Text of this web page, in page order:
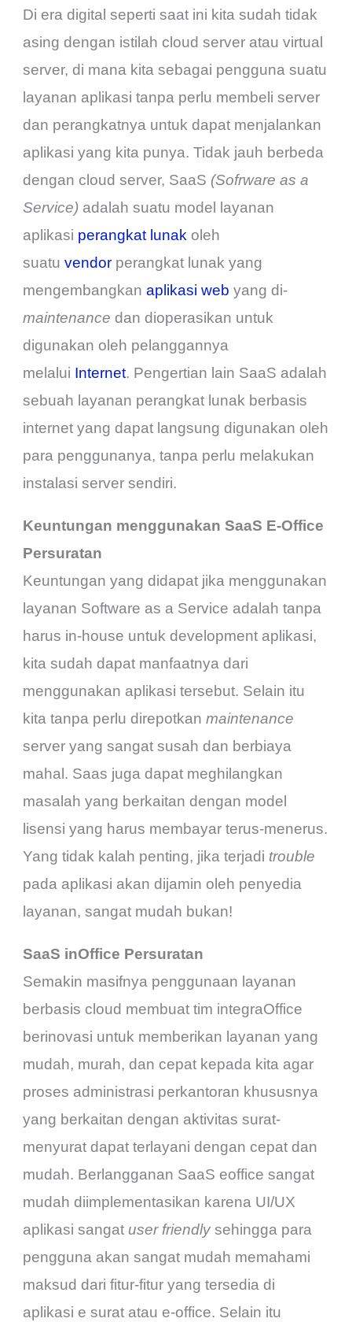
Di era digital seperti saat ini kita sudah tidak
asing dengan istilah cloud server atau virtual
server, di mana kita sebagai pengguna suatu
layanan aplikasi tanpa perlu membeli server
dan perangkatnya untuk dapat menjalankan
aplikasi yang kita punya. Tidak jauh berbeda
dengan cloud server, SaaS (Sofrware as a
Service) adalah suatu model layanan
aplikasi perangkat lunak oleh
suatuvendor perangkat lunak yang
mengembangkanaplikasi web yang di-
maintenance dan dioperasikan untuk
digunakan oleh pelanggannya
melalui Internet. Pengertian lain SaaS adalah
sebuah layanan perangkat lunak berbasis
internet yang dapat langsung digunakan oleh
para penggunanya, tanpa perlu melakukan
instalasi server sendiri.
Keuntungan menggunakan SaaS E-Office
Persuratan
Keuntungan yang didapat jika menggunakan
layanan Software as a Service adalah tanpa
harus in-house untuk development aplikasi,
kita sudah dapat manfaatnya dari
menggunakan aplikasi tersebut. Selain itu
kita tanpa perlu direpotkanmaintenance
server yang sangat susah dan berbiaya
mahal. Saas juga dapat meghilangkan
masalah yang berkaitan dengan model
lisensi yang harus membayar terus-menerus.
Yang tidak kalah penting, jika terjadi trouble
pada aplikasi akan dijamin oleh penyedia
layanan, sangat mudah bukan!
SaaS inOffice Persuratan
Semakin masifnya penggunaan layanan
berbasis cloud membuat tim integraOffice
berinovasi untuk memberikan layanan yang
mudah, murah, dan cepat kepada kita agar
proses administrasi perkantoran khususnya
yang berkaitan dengan aktivitas surat-
menyurat dapat terlayani dengan cepat dan
mudah. Berlangganan SaaS eoffice sangat
mudah diimplementasikan karena UI/UX
aplikasi sangat user friendly sehingga para
pengguna akan sangat mudah memahami
maksud dari fitur-fitur yang tersedia di
aplikasi e surat atau e-office. Selain itu